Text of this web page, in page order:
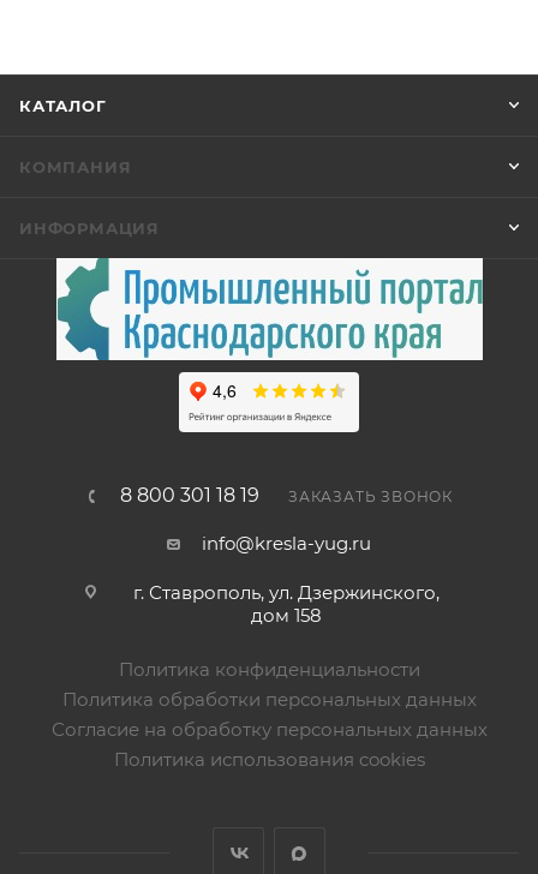
КАТАЛОГ
КОМПАНИЯ
ИНФОРМАЦИЯ
8 800 301 18 19 ЗАКАЗАТЬ ЗВОНОК
info@kresla-yug.ru
г. Ставрополь​, ул. Дзержинского,
дом 158
Политика конфиденциальности
Политика обработки персональных данных
Согласие на обработку персональных данных
Политика использования cookies